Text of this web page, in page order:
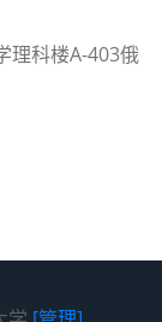
理科楼A-403俄